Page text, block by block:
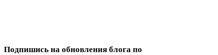
Подпишись на обновления блога по